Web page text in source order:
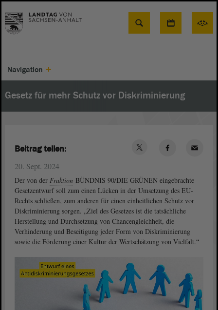
Suche
Navigation
Gesetz für mehr Schutz vor Diskriminierung
20. Sept. 2024
Der von der Fraktion BÜNDNIS 90/DIE GRÜNEN eingebrachte
Gesetzentwurf soll zum einen Lücken in der Umsetzung des EU-
Rechts schließen, zum anderen für einen einheitlichen Schutz vor
Diskriminierung sorgen. „Ziel des Gesetzes ist die tatsächliche
Herstellung und Durchsetzung von Chancengleichheit, die
Verhinderung und Beseitigung jeder Form von Diskriminierung
sowie die Förderung einer Kultur der Wertschätzung von Vielfalt.“
Beitrag teilen: